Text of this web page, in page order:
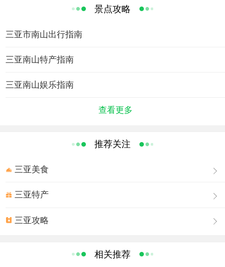
教文化交流中心、素斋购物一条街等。中国福寿文化园是
一座集中华民族文化精髓，突出表现和平、安宁、幸福、
带蓝天碧海、阳光沙滩、山林海礁等景观的独特魅力，突
同时兼容一些西方现代化文明的园区，主要建筑有滑草
馆、海洋公园、海底世界、花鸟天堂等。
海南镇岛之宝--金玉观世音
须弥底座四部分组成，高度3.8米，耗用黄金100多公斤、
石、珍珠及100多公斤翠玉等奇珍异宝，采用中国传统"宫
景点攻略
三亚市南山出行指南
三亚南山特产指南
三亚南山娱乐指南
查看更多
推荐关注
三亚美食
三亚特产
三亚攻略
相关推荐